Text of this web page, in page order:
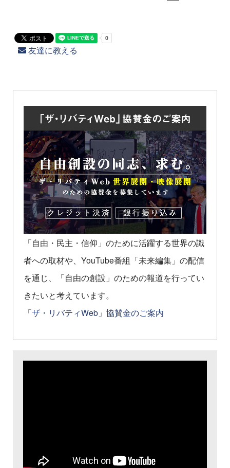
友達に教える
「自由・民主・信仰」のために活躍する世界の識
者への取材や、YouTube番組「未来編集」の配信
を通じ、「自由の創設」のための報道を行ってい
きたいと考えています。
「ザ・リバティWeb」協賛金のご案内